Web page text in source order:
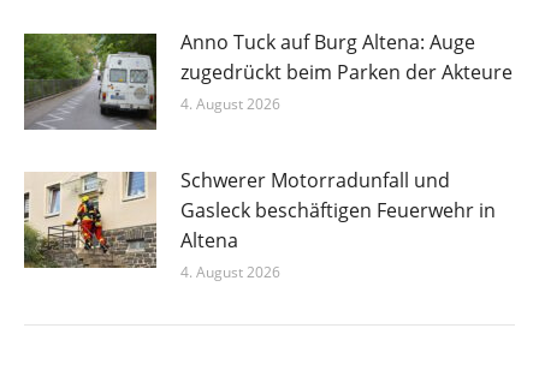
Anno Tuck auf Burg Altena: Auge
zugedrückt beim Parken der Akteure
4. August 2026
Schwerer Motorradunfall und
Gasleck beschäftigen Feuerwehr in
Altena
4. August 2026